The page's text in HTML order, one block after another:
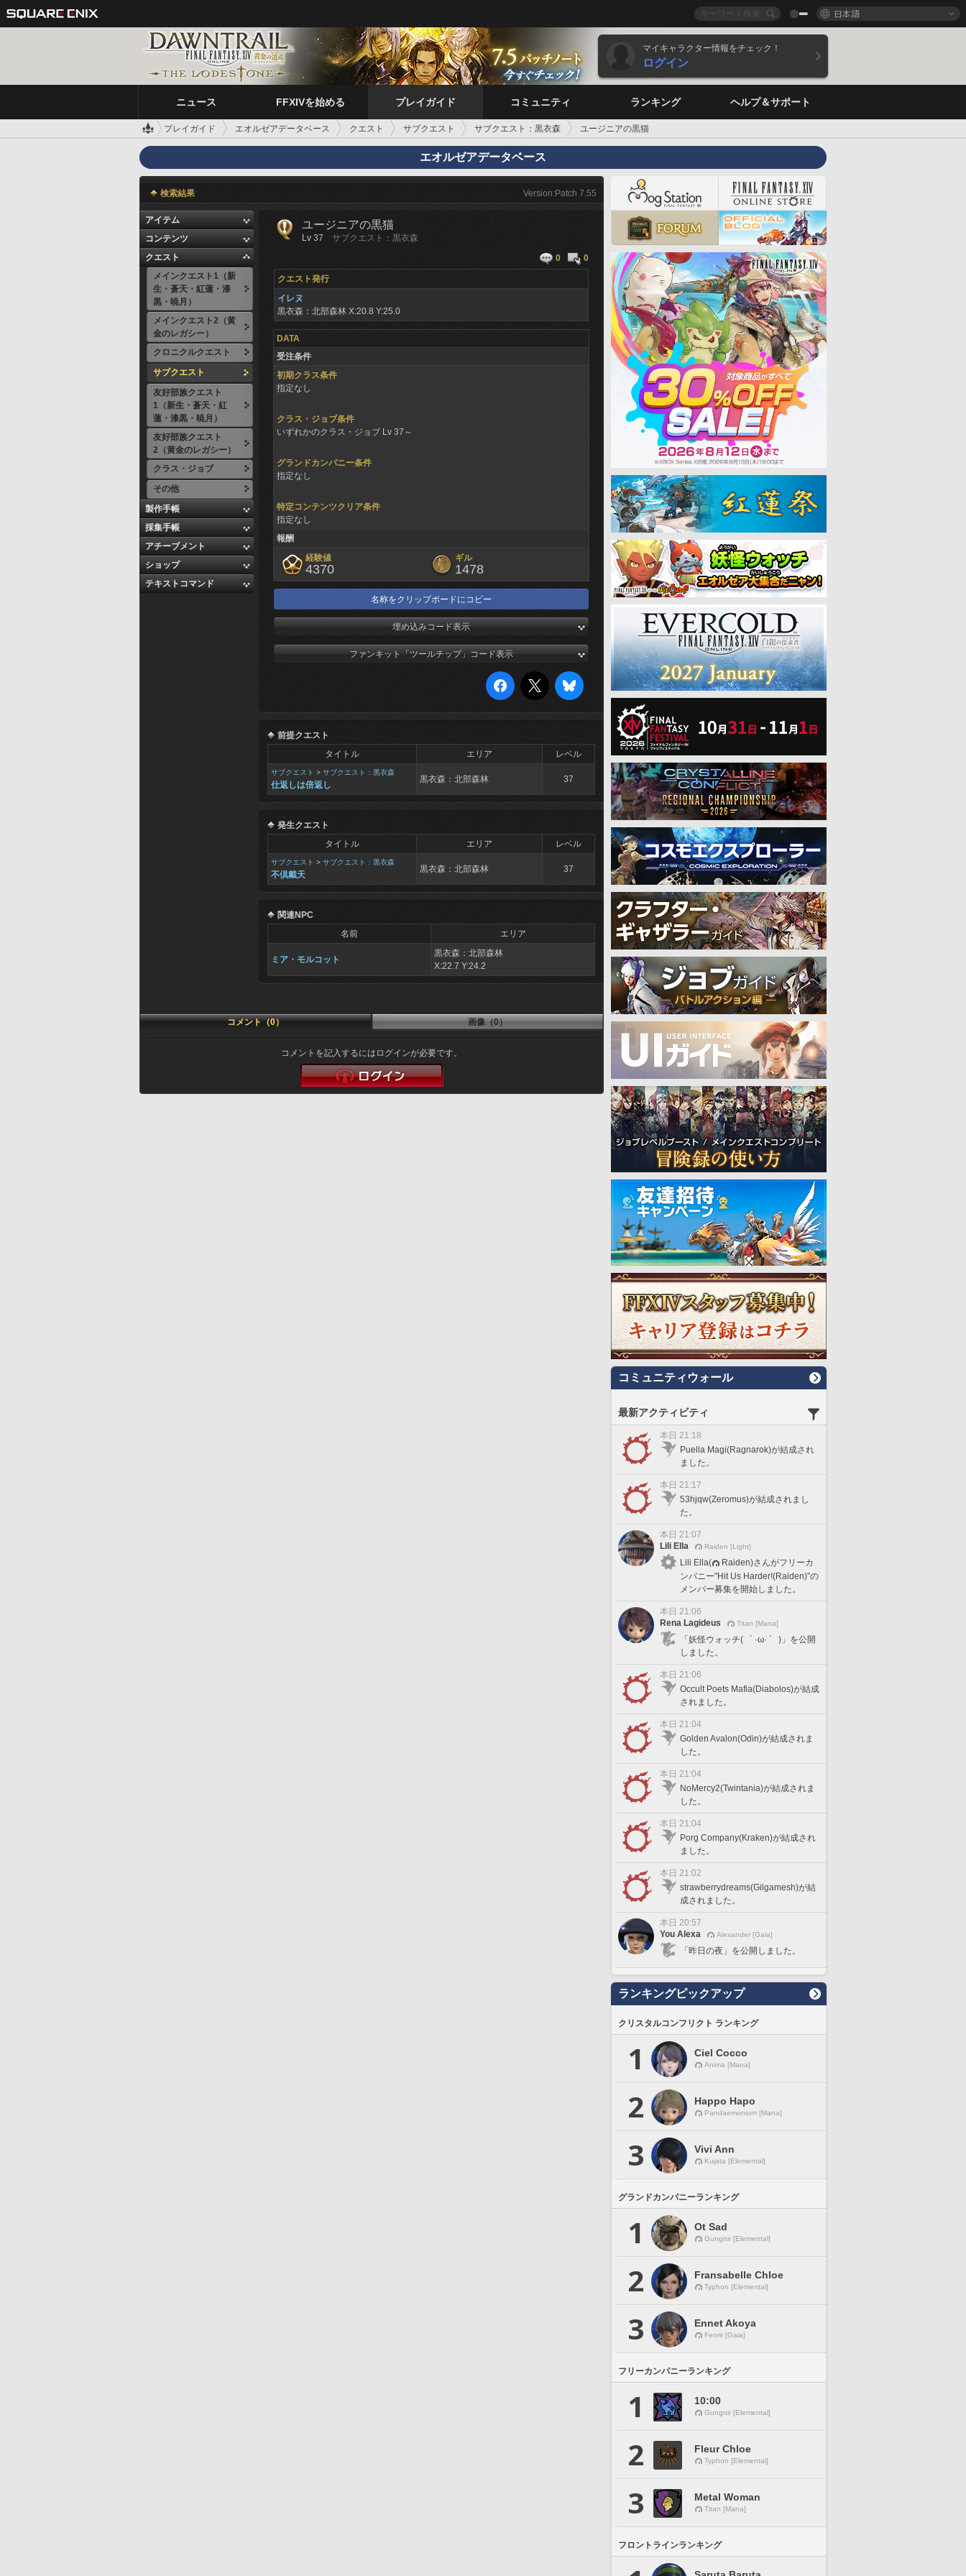
日本語
マイキャラクター情報をチェック！
ログイン
ニュース FFXIVを始める プレイガイド コミュニティ ランキング ヘルプ＆サポート
プレイガイド エオルゼアデータベース クエスト サブクエスト サブクエスト：黒衣森 ユージニアの黒猫
エオルゼアデータベース
検索結果 Version:Patch 7.55
アイテム
コンテンツ
クエスト
メインクエスト1（新
生・蒼天・紅蓮・漆
黒・暁月）
メインクエスト2（黄
金のレガシー）
クロニクルクエスト
サブクエスト
友好部族クエスト
1（新生・蒼天・紅
蓮・漆黒・暁月）
友好部族クエスト
2（黄金のレガシー）
クラス・ジョブ
その他
製作手帳
採集手帳
アチーブメント
ショップ
テキストコマンド
ユージニアの黒猫
Lv 37
サブクエスト：黒衣森
0
0
クエスト発行
イレヌ
黒衣森：北部森林 X:20.8 Y:25.0
DATA
受注条件
初期クラス条件
指定なし
クラス・ジョブ条件
いずれかのクラス・ジョブ Lv 37～
グランドカンパニー条件
指定なし
特定コンテンツクリア条件
指定なし
報酬
経験値
4370
ギル
1478
名称をクリップボードにコピー
埋め込みコード表示
ファンキット「ツールチップ」コード表示
前提クエスト
タイトル
エリア レベル
サブクエスト > サブクエスト：黒衣森
仕返しは倍返し
黒衣森：北部森林 37
発生クエスト
タイトル
エリア レベル
サブクエスト > サブクエスト：黒衣森
不倶戴天
黒衣森：北部森林 37
関連NPC
名前
エリア
ミア・モルコット
黒衣森：北部森林
X:22.7 Y:24.2
コメント（0） 画像（0）
コメントを記入するにはログインが必要です。
コミュニティウォール
最新アクティビティ
本日 21:18
Puella Magi(Ragnarok)が結成され
ました。
本日 21:17
53hjqw(Zeromus)が結成されまし
た。
本日 21:07
Lili Ella
Raiden [Light]
Lili Ella(
Raiden)さんがフリーカ
ンパニー"Hit Us Harder!(Raiden)"の
メンバー募集を開始しました。
本日 21:06
Rena Lagideus
Titan [Mana]
「妖怪ウォッチ( ´ ·ω· ` )」を公開
しました。
本日 21:06
Occult Poets Mafia(Diabolos)が結成
されました。
本日 21:04
Golden Avalon(Odin)が結成されま
した。
本日 21:04
NoMercy2(Twintania)が結成されま
した。
本日 21:04
Porg Company(Kraken)が結成され
ました。
本日 21:02
strawberrydreams(Gilgamesh)が結
成されました。
本日 20:57
You Alexa
Alexander [Gaia]
「昨日の夜」を公開しました。
ランキングピックアップ
クリスタルコンフリクト ランキング
1 Ciel Cocco
Anima [Mana]
2 Happo Hapo
Pandaemonium [Mana]
3 Vivi Ann
Kujata [Elemental]
グランドカンパニーランキング
1 Ot Sad
Gungnir [Elemental]
2 Fransabelle Chloe
Typhon [Elemental]
3 Ennet Akoya
Fenrir [Gaia]
フリーカンパニーランキング
1 10:00
Gungnir [Elemental]
2 Fleur Chloe
Typhon [Elemental]
3 Metal Woman
Titan [Mana]
フロントラインランキング